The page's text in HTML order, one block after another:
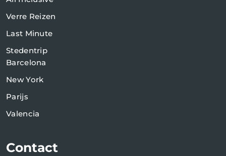
Verre Reizen
Last Minute
Stedentrip
Barcelona
New York
Parijs
Valencia
Contact